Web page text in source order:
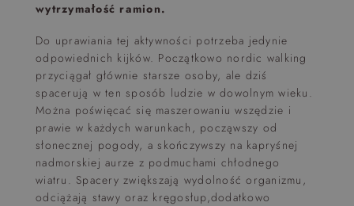
wytrzymałość ramion.
Do uprawiania tej aktywności potrzeba jedynie
odpowiednich kijków. Początkowo nordic walking
przyciągał głównie starsze osoby, ale dziś
spacerują w ten sposób ludzie w dowolnym wieku.
Można poświęcać się maszerowaniu wszędzie i
prawie w każdych warunkach, począwszy od
słonecznej pogody, a skończywszy na kapryśnej
nadmorskiej aurze z podmuchami chłodnego
wiatru. Spacery zwiększają wydolność organizmu,
odciążają stawy oraz kręgosłup,dodatkowo